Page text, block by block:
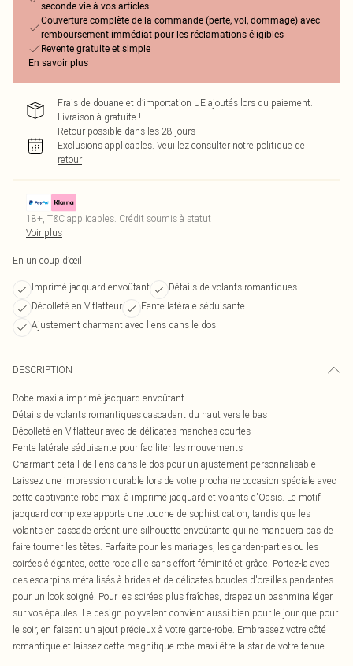
seconde vie à vos articles.
Couverture complète de la commande (perte, vol, dommage) avec
remboursement immédiat pour les réclamations éligibles
Revente gratuite et simple
En savoir plus
Frais de douane et d’importation UE ajoutés lors du paiement.
Livraison à gratuite !
Retour possible dans les 28 jours
Exclusions applicables. Veuillez consulter notre politique de
retour
18+, T&C applicables. Crédit soumis à statut
Voir plus
En un coup d’œil
Imprimé jacquard envoûtant
Détails de volants romantiques
Décolleté en V flatteur
Fente latérale séduisante
Ajustement charmant avec liens dans le dos
DESCRIPTION
Robe maxi à imprimé jacquard envoûtant
Détails de volants romantiques cascadant du haut vers le bas
Décolleté en V flatteur avec de délicates manches courtes
Fente latérale séduisante pour faciliter les mouvements
Charmant détail de liens dans le dos pour un ajustement personnalisable
Laissez une impression durable lors de votre prochaine occasion spéciale avec
cette captivante robe maxi à imprimé jacquard et volants d'Oasis. Le motif
jacquard complexe apporte une touche de sophistication, tandis que les
volants en cascade créent une silhouette envoûtante qui ne manquera pas de
faire tourner les têtes. Parfaite pour les mariages, les garden-parties ou les
soirées élégantes, cette robe allie sans effort féminité et grâce. Portez-la avec
des escarpins métallisés à brides et de délicates boucles d'oreilles pendantes
pour un look soigné. Pour les soirées plus fraîches, drapez un pashmina léger
sur vos épaules. Le design polyvalent convient aussi bien pour le jour que pour
le soir, en faisant un ajout précieux à votre garde-robe. Embrassez votre côté
romantique et laissez cette magnifique robe maxi être la star de votre tenue.